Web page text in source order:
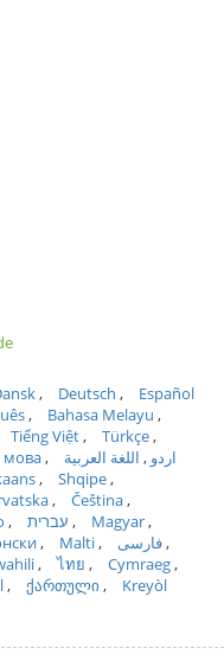
Deutsch
Español
Bahasa Melayu
Tiếng Việt
Türkçe
мова اردو
اللغة العربية
Shqipe
Čeština
עברית
Magyar
Malti
فارسی
ไทย
Cymraeg
ქართული
Kreyòl